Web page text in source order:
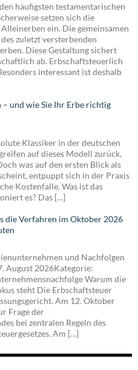
häufigsten testamentarischen
setzen sich die
ein. Die gemeinsamen
zuletzt versterbenden
Diese Gestaltung sichert
ab. Erbschaftsteuerlich
interessant ist deshalb
und wie Sie Ihr Erbe richtig
Klassiker in der deutschen
auf dieses Modell zurück,
was auf den ersten Blick als
entpuppt sich in der Praxis
Kostenfalle. Was ist das
es? Das […]
die Verfahren im Oktober 2026
und Nachfolgen
August 2026Kategorie:
Warum die
steht Die Erbschaftsteuer
Am 12. Oktober
Frage der
bei zentralen Regeln des
Am […]